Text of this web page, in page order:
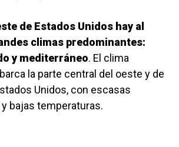
de Estados Unidos hay al
climas predominantes:
y mediterráneo. El clima
la parte central del oeste y de
Unidos, con escasas
bajas temperaturas.